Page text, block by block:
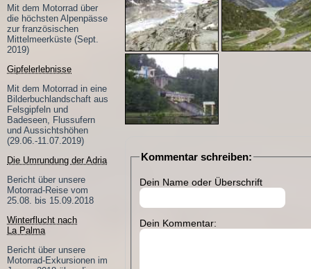
Mit dem Motorrad über
die höchsten Alpenpässe
zur französischen
Mittelmeerküste (Sept.
2019)
Gipfelerlebnisse
Mit dem Motorrad in eine
Bilderbuchlandschaft aus
Felsgipfeln und
Badeseen, Flussufern
und Aussichtshöhen
(29.06.-11.07.2019)
Die Umrundung der Adria
Bericht über unsere
Motorrad-Reise vom
25.08. bis 15.09.2018
Winterflucht nach
La Palma
Bericht über unsere
Motorrad-Exkursionen im
Kommentar schreiben:
Dein Name oder Überschrift
Dein Kommentar: